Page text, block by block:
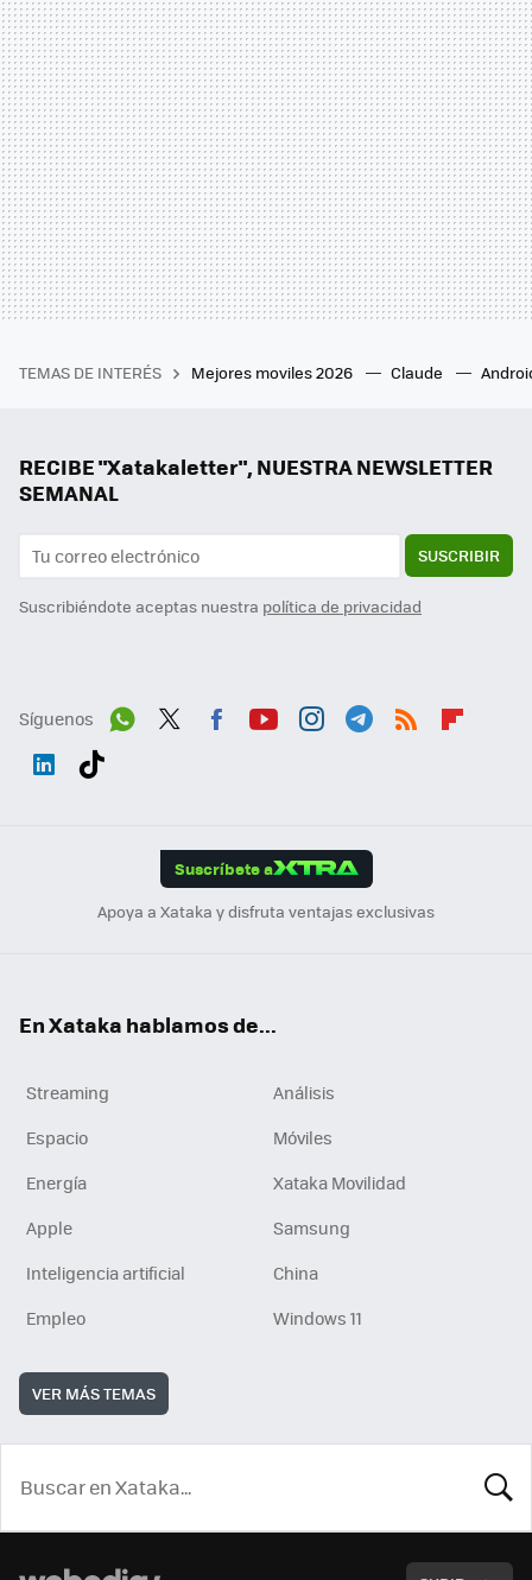
TEMAS DE INTERÉS Mejores moviles 2026 Claude
RECIBE "Xatakaletter", NUESTRA NEWSLETTER
SEMANAL
SUSCRIBIR
Suscribiéndote aceptas nuestra política de privacidad
Síguenos
Suscríbete a
Apoya a Xataka y disfruta ventajas exclusivas
En Xataka hablamos de...
Streaming
Análisis
Espacio
Móviles
Energía
Xataka Movilidad
Apple
Samsung
Inteligencia artificial
China
Empleo
Windows 11
VER MÁS TEMAS